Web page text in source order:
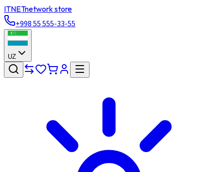
ITNETnetwork store
+998 55 555-33-55
UZ